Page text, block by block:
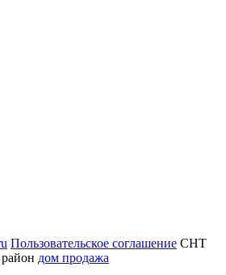
Пользовательское соглашение СНТ
дом продажа